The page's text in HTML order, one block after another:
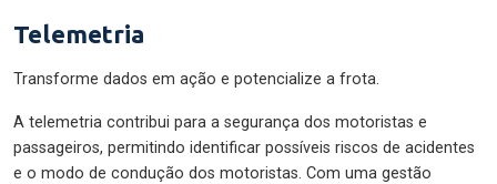
Telemetria
Transforme dados em ação e potencialize a frota.
A telemetria contribui para a segurança dos motoristas e
passageiros, permitindo identificar possíveis riscos de acidentes
e o modo de condução dos motoristas. Com uma gestão